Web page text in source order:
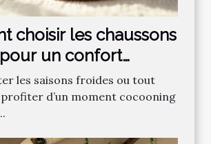
choisir les chaussons
un confort
les saisons froides ou tout
d’un moment cocooning